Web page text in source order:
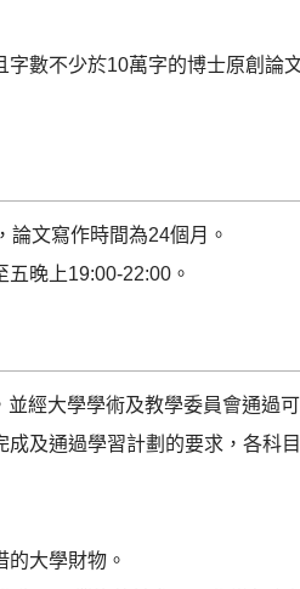
字數不少於10萬字的博士原創論
論文寫作時間為24個月。
晚上19:00-22:00。
經大學學術及教學委員會通過
成及通過學習計劃的要求，各科
的大學財物。